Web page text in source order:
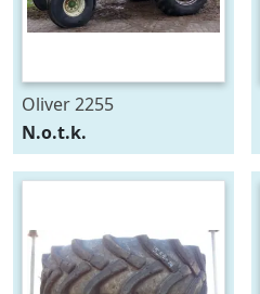
Oliver 2255
N.o.t.k.